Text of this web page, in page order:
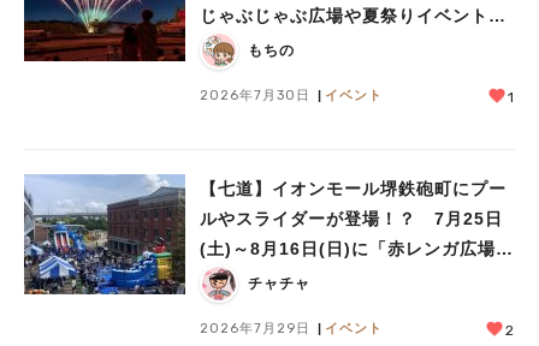
じゃぶじゃぶ広場や夏祭りイベントで
ミニ花火ショーも
もちの
2026年7月30日 イベント 1
【七道】イオンモール堺鉄砲町にプー
ルやスライダーが登場！？ 7月25日
(土)～8月16日(日)に「赤レンガ広場
Kid’s Water PARK 2026」が開催
チャチャ
2026年7月29日 イベント 2